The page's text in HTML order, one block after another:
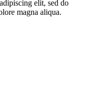
elit, sed do
magna aliqua.